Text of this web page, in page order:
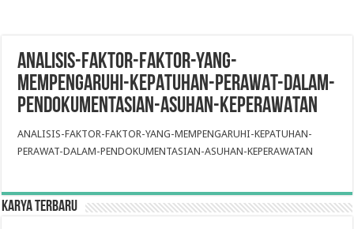
ANALISIS-FAKTOR-FAKTOR-YANG-
MEMPENGARUHI-KEPATUHAN-PERAWAT-DALAM-
PENDOKUMENTASIAN-ASUHAN-KEPERAWATAN
ANALISIS-FAKTOR-FAKTOR-YANG-MEMPENGARUHI-KEPATUHAN-
PERAWAT-DALAM-PENDOKUMENTASIAN-ASUHAN-KEPERAWATAN
Karya Terbaru